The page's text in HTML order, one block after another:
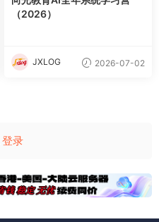
（2026）
JXLOG 2026-07-02
登录